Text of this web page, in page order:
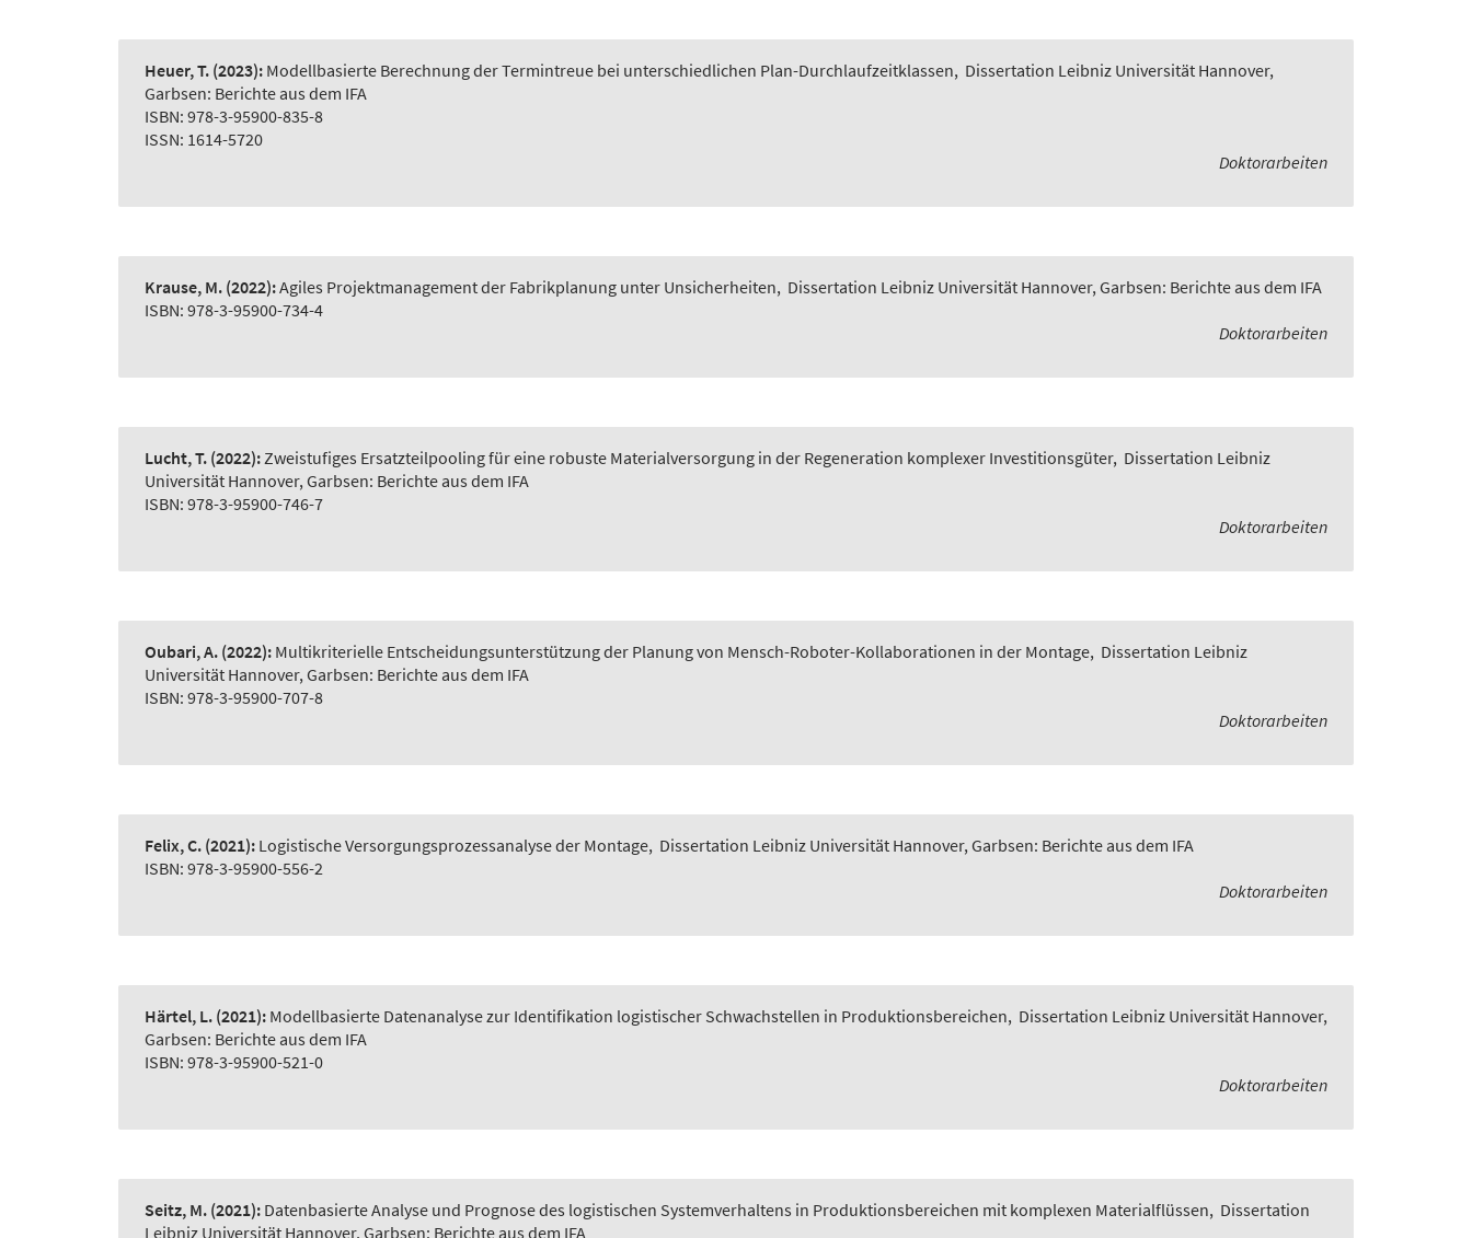
Heuer, T. (2023): Modellbasierte Berechnung der Termintreue bei unterschiedlichen Plan-Durchlaufzeitklassen, Dissertation Leibniz Universität Hannover,
Garbsen: Berichte aus dem IFA
ISBN: 978-3-95900-835-8
ISSN: 1614-5720
Doktorarbeiten
Krause, M. (2022):Agiles Projektmanagement der Fabrikplanung unter Unsicherheiten, Dissertation Leibniz Universität Hannover, Garbsen: Berichte aus dem IFA
ISBN: 978-3-95900-734-4
Doktorarbeiten
Lucht, T. (2022):Zweistufiges Ersatzteilpooling für eine robuste Materialversorgung in der Regeneration komplexer Investitionsgüter, Dissertation Leibniz
Universität Hannover, Garbsen: Berichte aus dem IFA
ISBN: 978-3-95900-746-7
Doktorarbeiten
Oubari, A. (2022): Multikriterielle Entscheidungsunterstützung der Planung von Mensch-Roboter-Kollaborationen in der Montage, Dissertation Leibniz
Universität Hannover, Garbsen: Berichte aus dem IFA
ISBN: 978-3-95900-707-8
Doktorarbeiten
Felix, C. (2021): Logistische Versorgungsprozessanalyse der Montage, Dissertation Leibniz Universität Hannover, Garbsen: Berichte aus dem IFA
ISBN: 978-3-95900-556-2
Doktorarbeiten
Härtel, L. (2021): Modellbasierte Datenanalyse zur Identifikation logistischer Schwachstellen in Produktionsbereichen, Dissertation Leibniz Universität Hannover,
Garbsen: Berichte aus dem IFA
ISBN: 978-3-95900-521-0
Doktorarbeiten
Seitz, M. (2021): Datenbasierte Analyse und Prognose des logistischen Systemverhaltens in Produktionsbereichen mit komplexen Materialflüssen, Dissertation
Leibniz Universität Hannover, Garbsen: Berichte aus dem IFA